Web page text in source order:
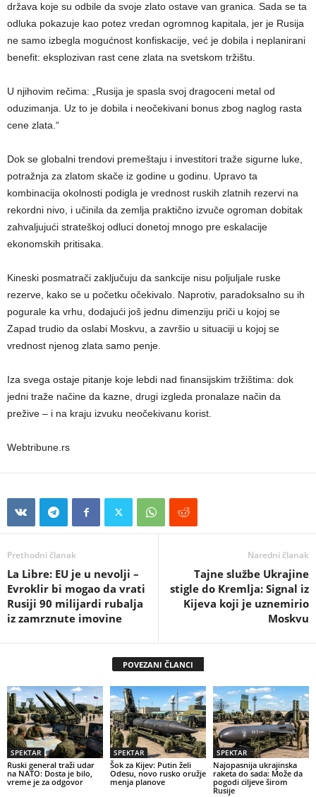
država koje su odbile da svoje zlato ostave van granica. Sada se ta
odluka pokazuje kao potez vredan ogromnog kapitala, jer je Rusija
ne samo izbegla mogućnost konfiskacije, već je dobila i neplanirani
benefit: eksplozivan rast cene zlata na svetskom tržištu.
U njihovim rečima: „Rusija je spasla svoj dragoceni metal od
oduzimanja. Uz to je dobila i neočekivani bonus zbog naglog rasta
cene zlata.“
Dok se globalni trendovi premeštaju i investitori traže sigurne luke,
potražnja za zlatom skače iz godine u godinu. Upravo ta
kombinacija okolnosti podigla je vrednost ruskih zlatnih rezervi na
rekordni nivo, i učinila da zemlja praktično izvuče ogroman dobitak
zahvaljujući strateškoj odluci donetoj mnogo pre eskalacije
ekonomskih pritisaka.
Kineski posmatrači zaključuju da sankcije nisu poljuljale ruske
rezerve, kako se u početku očekivalo. Naprotiv, paradoksalno su ih
pogurale ka vrhu, dodajući još jednu dimenziju priči u kojoj se
Zapad trudio da oslabi Moskvu, a završio u situaciji u kojoj se
vrednost njenog zlata samo penje.
Iza svega ostaje pitanje koje lebdi nad finansijskim tržištima: dok
jedni traže načine da kazne, drugi izgleda pronalaze način da
prežive – i na kraju izvuku neočekivanu korist.
Webtribune.rs
Prethodni članak
La Libre: EU je u nevolji –
Evroklir bi mogao da vrati
Rusiji 90 milijardi rubalja
iz zamrznute imovine
Naredni članak
Tajne službe Ukrajine
stigle do Kremlja: Signal iz
Kijeva koji je uznemirio
Moskvu
POVEZANI ČLANCI
SPEKTAR
Ruski general traži udar
na NATO: Dosta je bilo,
vreme je za odgovor
SPEKTAR
Šok za Kijev: Putin želi
Odesu, novo rusko oružje
menja planove
SPEKTAR
Najopasnija ukrajinska
raketa do sada: Može da
pogodi ciljeve širom
Rusije